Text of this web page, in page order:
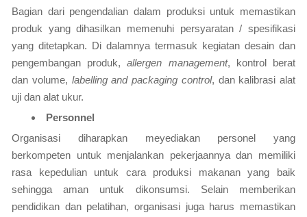
Bagian dari pengendalian dalam produksi untuk memastikan
produk yang dihasilkan memenuhi persyaratan / spesifikasi
yang ditetapkan. Di dalamnya termasuk kegiatan desain dan
pengembangan produk,allergen management, kontrol berat
dan volume, labelling and packaging control, dan kalibrasi alat
uji dan alat ukur.
Personnel
Organisasi diharapkan meyediakan personel yang
berkompeten untuk menjalankan pekerjaannya dan memiliki
rasa kepedulian untuk cara produksi makanan yang baik
sehingga aman untuk dikonsumsi. Selain memberikan
pendidikan dan pelatihan, organisasi juga harus memastikan